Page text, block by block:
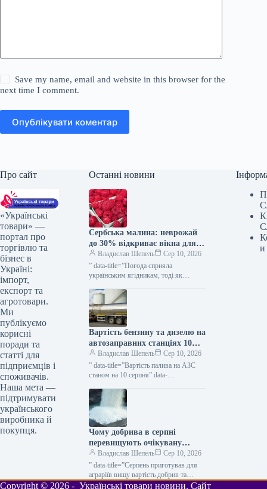
Save my name, email and website in this browser for the
next time I comment.
Опублікувати коментар
Про сайт
«Українські
товари» —
портал про
торгівлю та
бізнес в
Україні:
імпорт,
експорт та
агротовари.
Ми
публікуємо
корисні
поради та
статті для
підприємців і
споживачів.
Наша мета —
підтримувати
українського
виробника й
покупця.
Останні новини
Сербська малина: неврожай
до 30% відкриває вікна для
України — КУРКУЛЬ
Владислав Шепель
Сер 10, 2026
” data-title=”Погода сприяла
українським ягідникам, тоді як
урожаю” data-
url=”https://kurkul.com/news/41877-
pogoda-pidigrala-ukrayinskim-
yagidnikam-a-polscha-y-serbiya-
vtrachayut-urojay”> Погода сприяла
українським ягідникам, тоді як…
Вартість бензину та дизелю на
автозаправних станціях 10
серпня — КУРКУЛЬ
Владислав Шепель
Сер 10, 2026
” data-title=”Вартість палива на АЗС
станом на 10 серпня” data-
tsini-palnogo-na-azs-stanom-na-10-
serpnya”> Вартість палива на АЗС
станом на 10 серпня 10 серпня…
Чому добрива в серпні
перевищують очікувану
вартість для аграріїв —
КУРКУЛЬ
Владислав Шепель
Сер 10, 2026
” data-title=”Серпень приготував для
аграріїв вищу вартість добрив та
обмежену пропозицію” data-
и
Copyright © 2026 - Українські товари новини. Сайт